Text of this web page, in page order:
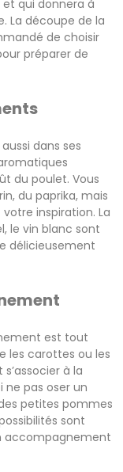
qui donnera à
La découpe de la
de choisir
préparer de
dans ses
du poulet. Vous
du paprika, mais
inspiration. La
le vin blanc sont
délicieusement
est tout
les carottes ou les
à la
ne pas oser un
petites pommes
sont
accompagnement